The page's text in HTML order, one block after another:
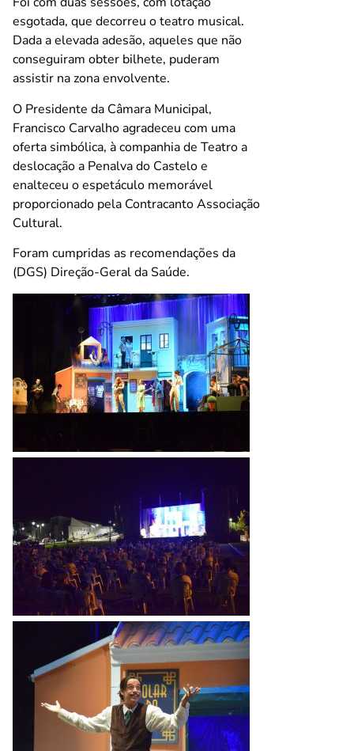
esgotada, que decorreu o teatro musical.
Dada a elevada adesão, aqueles que não
conseguiram obter bilhete, puderam
assistir na zona envolvente.
O Presidente da Câmara Municipal,
Francisco Carvalho agradeceu com uma
oferta simbólica, à companhia de Teatro a
deslocação a Penalva do Castelo e
enalteceu o espetáculo memorável
proporcionado pela Contracanto Associação
Cultural.
Foram cumpridas as recomendações da
(DGS) Direção-Geral da Saúde.